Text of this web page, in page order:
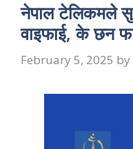
नेपाल टेलिकमले
वाइफाई, के छन
February 5, 2025 by